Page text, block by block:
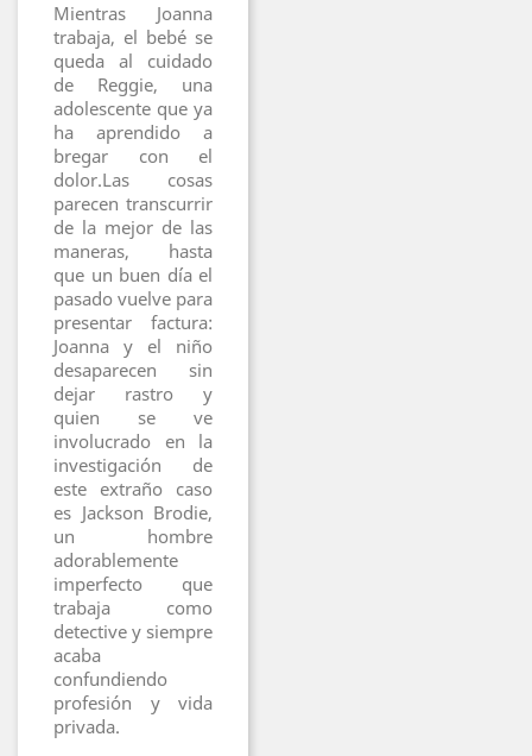
Mientras Joanna
trabaja, el bebé se
queda al cuidado
de Reggie, una
adolescente que ya
ha aprendido a
bregar con el
dolor.Las cosas
parecen transcurrir
de la mejor de las
maneras, hasta
que un buen día el
pasado vuelve para
presentar factura:
Joanna y el niño
desaparecen sin
dejar rastro y
quien se ve
involucrado en la
investigación de
este extraño caso
es Jackson Brodie,
un hombre
adorablemente
imperfecto que
trabaja como
detective y siempre
acaba
confundiendo
profesión y vida
privada.